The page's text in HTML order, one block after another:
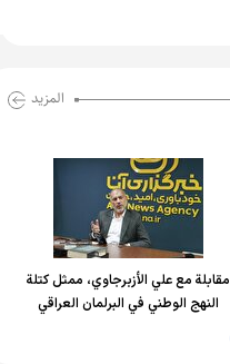
المزید
مقابلة مع علي الأزبرجاوي، ممثل كتلة
النهج الوطني في البرلمان العراقي